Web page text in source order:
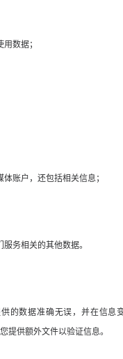
数据；
账户，还包括相关信息；
务相关的其他数据。
的数据准确无误，并在信息
提供额外文件以验证信息。